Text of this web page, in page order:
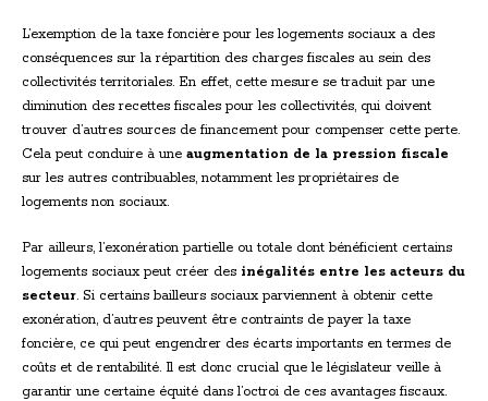
L’exemption de la taxe foncière pour les logements sociaux a des
conséquences sur la répartition des charges fiscales au sein des
collectivités territoriales. En effet, cette mesure se traduit par une
diminution des recettes fiscales pour les collectivités, qui doivent
trouver d’autres sources de financement pour compenser cette perte.
Cela peut conduire à une augmentation de la pression fiscale
sur les autres contribuables, notamment les propriétaires de
logements non sociaux.
Par ailleurs, l’exonération partielle ou totale dont bénéficient certains
logements sociaux peut créer des inégalités entre les acteurs du
secteur. Si certains bailleurs sociaux parviennent à obtenir cette
exonération, d’autres peuvent être contraints de payer la taxe
foncière, ce qui peut engendrer des écarts importants en termes de
coûts et de rentabilité. Il est donc crucial que le législateur veille à
garantir une certaine équité dans l’octroi de ces avantages fiscaux.